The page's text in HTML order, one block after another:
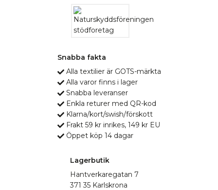
Snabba fakta
Alla textilier är GOTS-märkta
Alla varor finns i lager
Snabba leveranser
Enkla returer med QR-kod
Klarna/kort/swish/förskott
Frakt 59 kr inrikes, 149 kr EU
Öppet köp 14 dagar
Lagerbutik
Hantverkaregatan 7
371 35 Karlskrona